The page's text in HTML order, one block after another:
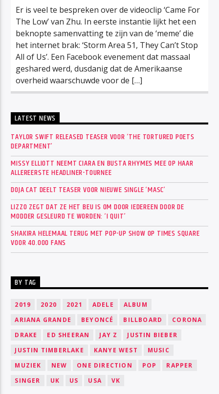
Er is veel te bespreken over de videoclip ‘Came For
The Low’ van Zhu. In eerste instantie lijkt het een
beknopte samenvatting te zijn van de ‘meme’ die
het internet brak: ‘Storm Area 51, They Can’t Stop
All of Us’. Een Facebook evenement dat massaal
geshared werd, dusdanig dat de Amerikaanse
overheid waarschuwde voor de […]
LATEST NEWS
TAYLOR SWIFT RELEASED TEASER VOOR ‘THE TORTURED POETS
DEPARTMENT’
MISSY ELLIOTT NEEMT CIARA EN BUSTA RHYMES MEE OP HAAR
ALLEREERSTE HEADLINER-TOURNEE
DOJA CAT DEELT TEASER VOOR NIEUWE SINGLE ‘MASC’
LIZZO ZEGT DAT ZE HET BEU IS OM DOOR IEDEREEN DOOR DE
MODDER GESLEURD TE WORDEN: ‘I QUIT’
SHAKIRA HELEMAAL TERUG MET POP-UP SHOW OP TIMES SQUARE
VOOR 40.000 FANS
BY TAG
2019 2020 2021 ADELE
ALBUM
ARIANA GRANDE
BEYONCÉ BILLBOARD
CORONA
DRAKE
ED SHEERAN JAY Z
JUSTIN BIEBER
JUSTIN TIMBERLAKE
KANYE WEST
MUSIC
MUZIEK
NEW ONE DIRECTION POP
RAPPER
SINGER
UK US USA VK